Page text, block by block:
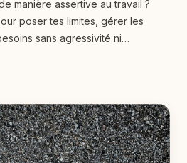
manière assertive au travail ?
poser tes limites, gérer les
sans agressivité ni